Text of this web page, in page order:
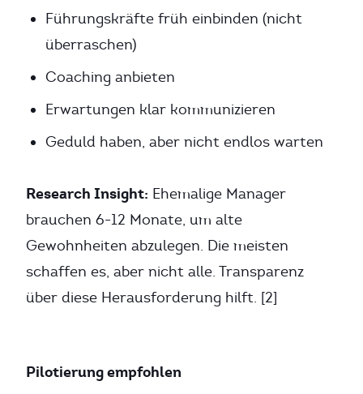
Führungskräfte früh einbinden (nicht
überraschen)
Coaching anbieten
Erwartungen klar kommunizieren
Geduld haben, aber nicht endlos warten
Research Insight: Ehemalige Manager
brauchen 6-12 Monate, um alte
Gewohnheiten abzulegen. Die meisten
schaffen es, aber nicht alle. Transparenz
über diese Herausforderung hilft. [2]
Pilotierung empfohlen